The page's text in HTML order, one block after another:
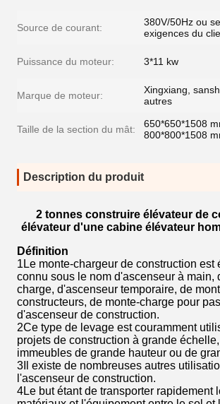
Source de courant:
380V/50Hz ou
exigences du
Puissance du moteur: 3*11 kw
Marque de moteur:
Xingxiang,
autres
Taille de la section du mât:
650*650*1508
800*800*1508
Description du produit
2 tonnes construire élévateur de
élévateur d'une cabine élévateur
Définition
1Le monte-chargeur de construction est
connu sous le nom d'ascenseur à main,
charge, d'ascenseur temporaire, de
constructeurs, de monte-charge pour
d'ascenseur de construction.
2Ce type de levage est couramment
projets de construction à grande
immeubles de grande hauteur ou de
3Il existe de nombreuses autres
l'ascenseur de construction.
4Le but étant de transporter rapidement